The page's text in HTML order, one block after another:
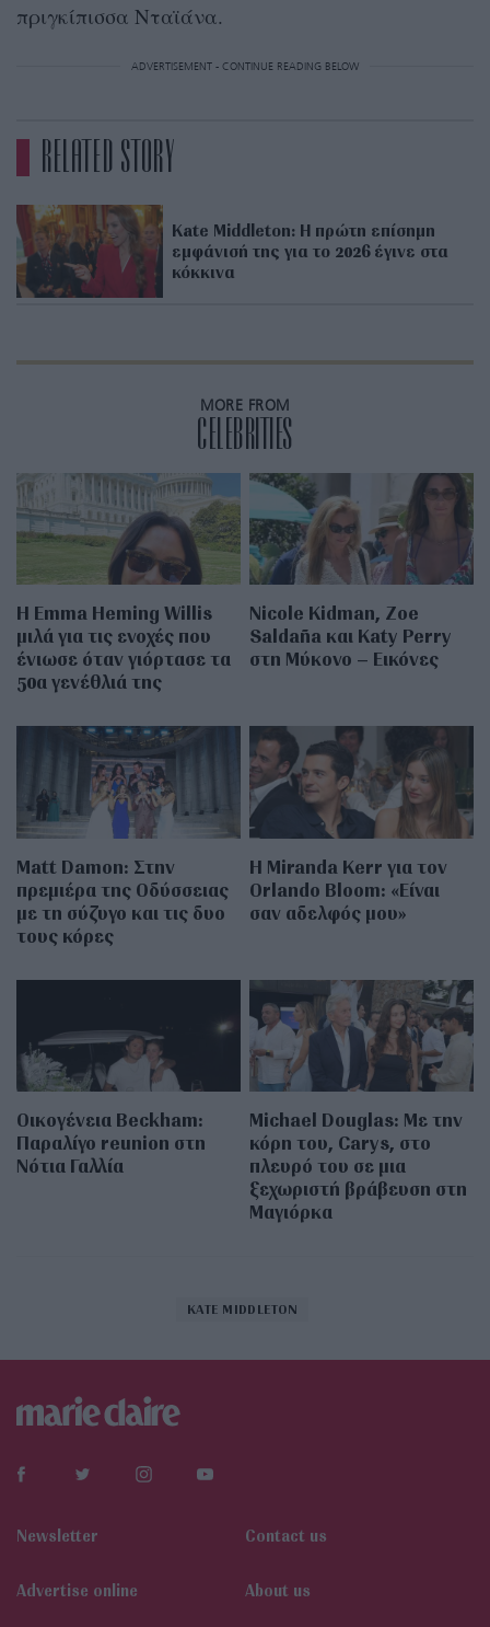
πριγκίπισσα Νταϊάνα.
ADVERTISEMENT - CONTINUE READING BELOW
RELATED STORY
Kate Middleton: Η πρώτη επίσημη
εμφάνισή της για το 2026 έγινε στα
κόκκινα
MORE FROM
CELEBRITIES
H Emma Heming Willis
μιλά για τις ενοχές που
ένιωσε όταν γιόρτασε τα
50α γενέθλιά της
Nicole Kidman, Zoe
Saldaña και Katy Perry
στη Μύκονο – Εικόνες
Matt Damon: Στην
πρεμιέρα της Οδύσσειας
με τη σύζυγο και τις δυο
τους κόρες
Η Miranda Kerr για τον
Orlando Bloom: «Είναι
σαν αδελφός μου»
Οικογένεια Beckham:
Παραλίγο reunion στη
Νότια Γαλλία
Michael Douglas: Με την
κόρη του, Carys, στο
πλευρό του σε μια
ξεχωριστή βράβευση στη
Μαγιόρκα
KATE MIDDLETON
Newsletter Contact us
Αdvertise online About us